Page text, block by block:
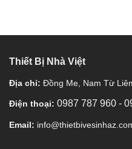
Thiết Bị Nhà Việt
Địa chỉ: Đồng Me, Nam Từ
Điện thoại: 0987 787 960 -
Email: